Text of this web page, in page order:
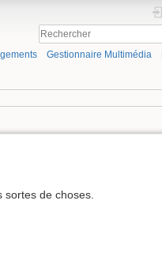
Gestionnaire Multimédia
sortes de choses.